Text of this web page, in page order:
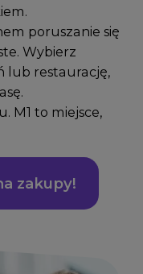
poruszanie się
Wybierz
lub restaurację,
M1 to miejsce,
zakupy!